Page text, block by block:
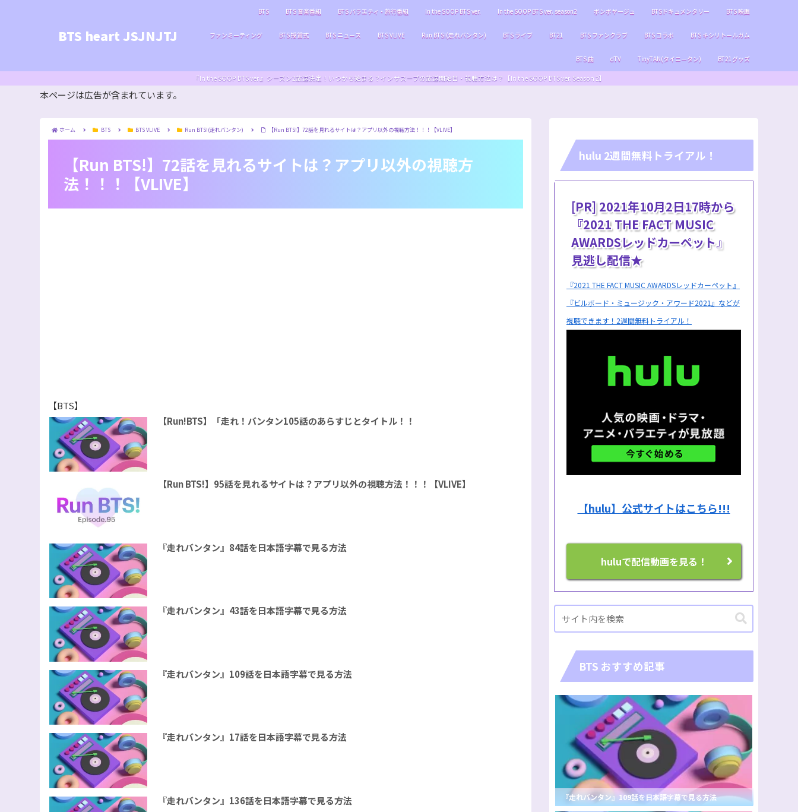
BTS heart JSJNJTJ
BTS BTS 音楽番組 BTS バラエティ・旅行番組 In the SOOP BTS ver. In the SOOP BTS ver. season2 ボンボヤージュ BTSドキュメンタリー BTS 映画
ファンミーティング BTS 授賞式 BTS ニュース BTS VLIVE Run BTS!(走れバンタン) BTS ライブ BT21 BTS ファンクラブ BTS コラボ BTS キシリトールガム
BTS 曲 dTV TinyTAN(タイニータン) BT21グッズ
『In the SOOP BTS ver.』シーズン2放送決定！いつから始まる？インザスープの放送開始日・視聴方法は？【In the SOOP BTS ver. Season 2】
本ページは広告が含まれています。
ホーム BTS BTS VLIVE Run BTS!(走れバンタン) 【Run BTS!】72話を見れるサイトは？アプリ以外の視聴方法！！！【VLIVE】
【Run BTS!】72話を見れるサイトは？アプリ以外の視聴方
法！！！【VLIVE】
【BTS】
【Run!BTS】「走れ！バンタン105話のあらすじとタイトル！！
【Run BTS!】95話を見れるサイトは？アプリ以外の視聴方法！！！【VLIVE】
『走れバンタン』84話を日本語字幕で見る方法
『走れバンタン』43話を日本語字幕で見る方法
『走れバンタン』109話を日本語字幕で見る方法
『走れバンタン』17話を日本語字幕で見る方法
『走れバンタン』136話を日本語字幕で見る方法
hulu 2週間無料トライアル！
[PR] 2021年10月2日17時から
『2021 THE FACT MUSIC
AWARDSレッドカーペット』
見逃し配信★
『2021 THE FACT MUSIC AWARDSレッドカーペット』
『ビルボード・ミュージック・アワード2021』などが
視聴できます！2週間無料トライアル！
【hulu】公式サイトはこちら!!!
huluで配信動画を見る！
BTS おすすめ記事
『走れバンタン』109話を日本語字幕で見る方法